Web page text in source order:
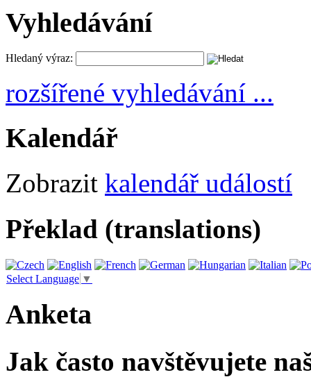
Vyhledávání
Hledaný výraz:
rozšířené vyhledávání ...
Kalendář
Zobrazit kalendář událostí
Překlad (translations)
Select Language ▼
Anketa
Jak často navštěvujete